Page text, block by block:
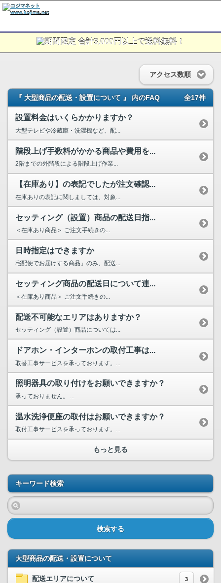
アクセス数順
『 大型商品の配送・設置について 』 内のFAQ 全17件
設置料金はいくらかかりますか？
大型テレビや冷蔵庫・洗濯機など、配...
階段上げ手数料がかかる商品や費用を...
2階までの外階段による階段上げ作業...
【在庫あり】の表記でしたが注文確認...
在庫ありの表記に関しましては、対象...
セッティング（設置）商品の配送日指...
＜在庫あり商品＞ ご注文手続きの...
日時指定はできますか
宅配便でお届けする商品」のみ、配送...
セッティング商品の配送日について連...
＜在庫あり商品＞ ご注文手続きの...
配送不可能なエリアはありますか？
セッティング（設置）商品については...
ドアホン・インターホンの取付工事は...
取替工事サービスを承っております。...
照明器具の取り付けをお願いできますか？
承っておりません。 ...
温水洗浄便座の取付はお願いできますか？
取付工事サービスを承っております。...
もっと見る
キーワード検索
検索する
大型商品の配送・設置について
配送エリアについて 3